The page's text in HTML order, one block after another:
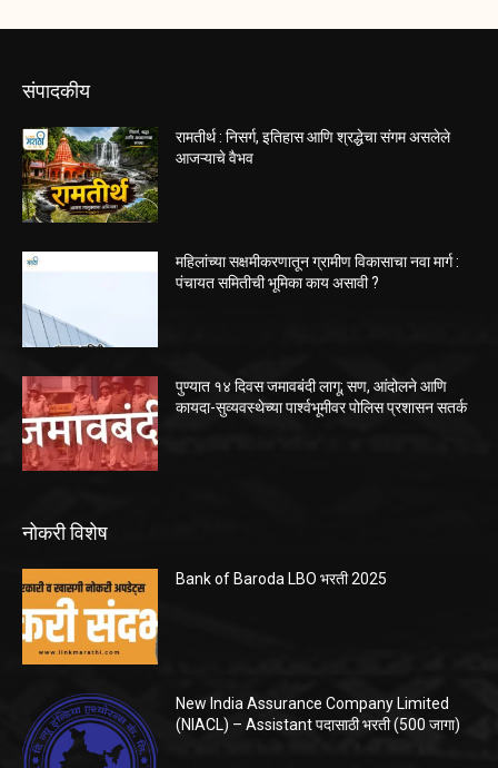
संपादकीय
रामतीर्थ : निसर्ग, इतिहास आणि श्रद्धेचा संगम असलेले
आजऱ्याचे वैभव
महिलांच्या सक्षमीकरणातून ग्रामीण विकासाचा नवा मार्ग :
पंचायत समितीची भूमिका काय असावी ?
पुण्यात १४ दिवस जमावबंदी लागू; सण, आंदोलने आणि
कायदा-सुव्यवस्थेच्या पार्श्वभूमीवर पोलिस प्रशासन सतर्क
नोकरी विशेष
Bank of Baroda LBO भरती 2025
New India Assurance Company Limited
(NIACL) – Assistant पदासाठी भरती (500 जागा)